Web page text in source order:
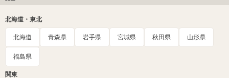
北海道・東北
北海道 青森県 岩手県 宮城県 秋田県 山形県
福島県
関東